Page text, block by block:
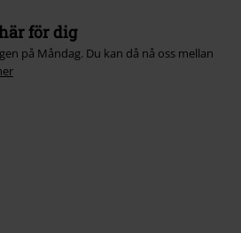
för dig
på Måndag. Du kan då nå oss mellan